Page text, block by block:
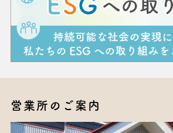
営業所のご案内